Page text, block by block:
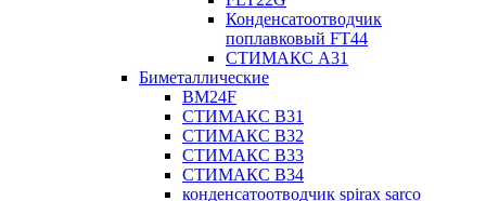
Конденсатоотводчик
поплавковый FT44
СТИМАКС А31
Биметаллические
BM24F
СТИМАКС B31
СТИМАКС В32
СТИМАКС В33
СТИМАКС B34
конденсатоотводчик spirax sarco